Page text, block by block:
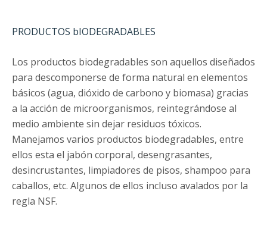
PRODUCTOS bIODEGRADABLES
Los productos biodegradables son aquellos diseñados
para descomponerse de forma natural en elementos
básicos (agua, dióxido de carbono y biomasa) gracias
a la acción de microorganismos, reintegrándose al
medio ambiente sin dejar residuos tóxicos.
Manejamos varios productos biodegradables, entre
ellos esta el jabón corporal, desengrasantes,
desincrustantes, limpiadores de pisos, shampoo para
caballos, etc. Algunos de ellos incluso avalados por la
regla NSF.